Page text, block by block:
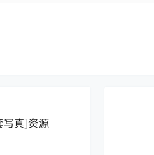
写真]资源